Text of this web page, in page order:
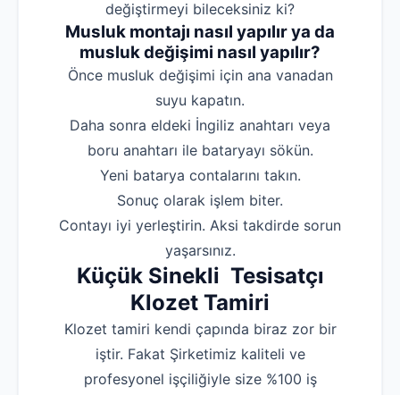
değiştirmeyi bileceksiniz ki?
Musluk montajı nasıl yapılır ya da
musluk değişimi nasıl yapılır?
‌Önce musluk değişimi için ana vanadan
suyu kapatın.
‌Daha sonra eldeki İngiliz anahtarı veya
boru anahtarı ile bataryayı sökün.
‌Yeni batarya contalarını takın.
‌Sonuç olarak işlem biter.
‌Contayı iyi yerleştirin. Aksi takdirde sorun
yaşarsınız.
Küçük Sinekli Tesisatçı
Klozet Tamiri
Klozet tamiri kendi çapında biraz zor bir
iştir. Fakat Şirketimiz kaliteli ve
profesyonel işçiliğiyle size %100 iş